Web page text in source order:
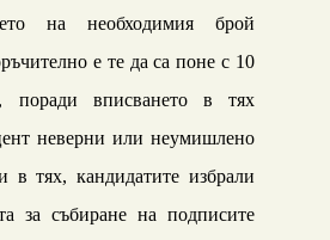
на необходимия брой
е те да са поне с 10
поради вписването в тях
неверни или неумишлено
в тях, кандидатите избрали
за събиране на подписите